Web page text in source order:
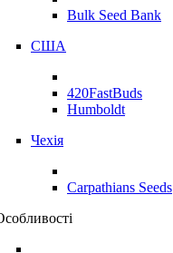
Bulk Seed Bank
США
420FastBuds
Humboldt
Чехія
Carpathians Seeds